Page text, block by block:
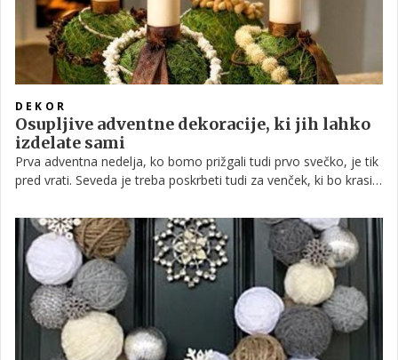
DEKOR
Osupljive adventne dekoracije, ki jih lahko
izdelate sami
Prva adventna nedelja, ko bomo prižgali tudi prvo svečko, je tik
pred vrati. Seveda je treba poskrbeti tudi za venček, ki bo krasil
postajajo adventne dekoracije že skoraj umetnine, ki so lahko
čudovita dopolnitev celotnega prostora. V galeriji vam zato
ponujamo nekaj dekoracij, ki jih z malce spretnosti lahko
izdelate kar sami.